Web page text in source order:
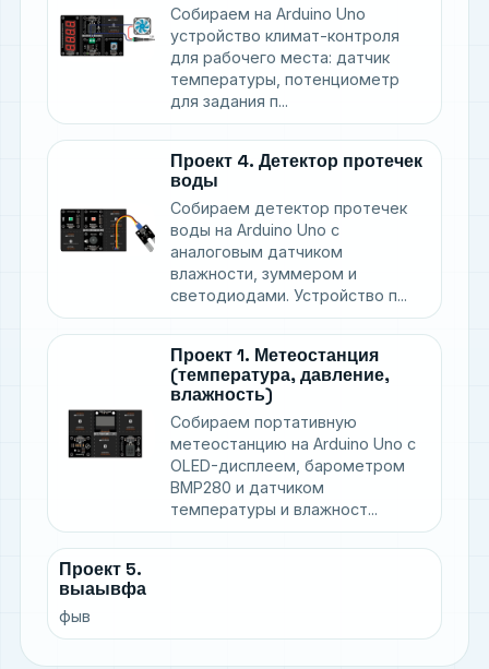
Собираем на Arduino Uno
устройство климат-контроля
для рабочего места: датчик
температуры, потенциометр
для задания п...
Проект 4. Детектор протечек
воды
Собираем детектор протечек
воды на Arduino Uno с
аналоговым датчиком
влажности, зуммером и
светодиодами. Устройство п...
Проект 1. Метеостанция
(температура, давление,
влажность)
Собираем портативную
метеостанцию на Arduino Uno с
OLED-дисплеем, барометром
BMP280 и датчиком
температуры и влажност...
Проект 5.
выаывфа
фыв